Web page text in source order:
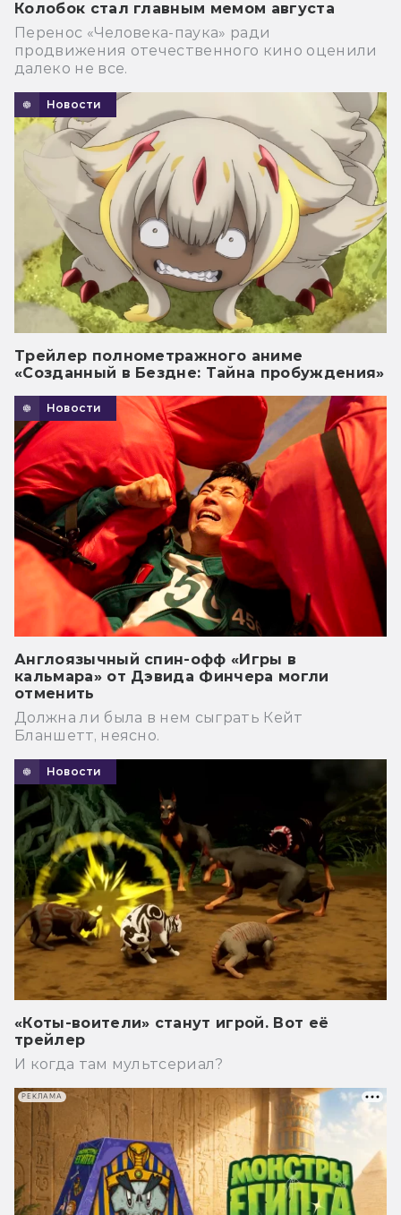
Колобок стал главным мемом августа
Перенос «Человека-паука» ради
продвижения отечественного кино оценили
далеко не все.
Новости
Трейлер полнометражного аниме
«Созданный в Бездне: Тайна пробуждения»
Новости
Англоязычный спин-офф «Игры в
кальмара» от Дэвида Финчера могли
отменить
Должна ли была в нем сыграть Кейт
Бланшетт, неясно.
Новости
«Коты-воители» станут игрой. Вот её
трейлер
И когда там мультсериал?
РЕКЛАМА